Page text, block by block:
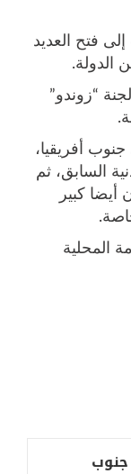
فتح العديد
الدولة.
لجنة “زوندو”
أفريقيا،
السابق، ثم
أيضا كبير
المحلية